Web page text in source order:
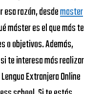
esa razón, desdemaster
máster es el que más te
o objetivos. Además,
te interesa más realizar
Extranjera Online